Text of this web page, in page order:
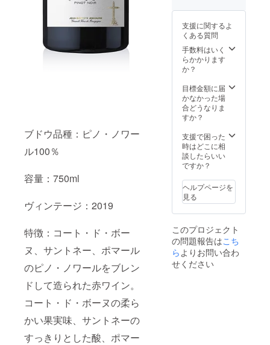
ブドウ品種：ピノ・ノワー
ル100％
容量：750ml
ヴィンテージ：2019
特徴：コート・ド・ボー
ヌ、サントネー、ポマール
のピノ・ノワールをブレン
ドして造られた赤ワイン。
コート・ド・ボーヌの柔ら
かい果実味、サントネーの
すっきりとした酸、ポマー
の飲酒
は法律
で禁止
されて
いま
す。 20
の酒類
の販売
は致し
￥7,370
-引き、
20%off
） -------
-----------
-----------
本の内
容を、
赤ワイ
ご自由
に組み
合わせ
ていた
とがで
す。 選
択項目
より、
本数を
お選び
くださ
い。 ----
0-
（税
込・送
料込、
￥5,400
-引き、
-----------
-----------
-----------
容を、
赤ワイ
ンと白
ワイン
に組み
合わせ
ていた
だくこ
きま
す。 選
択項目
より、
"Mariss
Blanc
2019
［ジャ
ン・バ
ジェシ
オー
ム
級畑
「マリ
ソー」
産
ドネ］
750ml
定価：
￥6,270
本 通常
価格
￥37,62
0-
（税
A.O.C.
Grand
Cru
"les
Grande
s
s"
Rouge
2019
［ジャ
プティ
スタ・
ジェシ
オー
ルトン
特級畑
「グラ
ンデ・
エー
ル」
産 ピ
ノノ
ワー
支援に関するよ
くある質問
手数料はいく
らかかります
か？
目標金額に届
かなかった場
合どうなりま
すか？
支援で困った
時はどこに相
談したらいい
ですか？
ヘルプページを
見る
このプロジェクト
の問題報告はこち
ら よりお問い合わ
せください